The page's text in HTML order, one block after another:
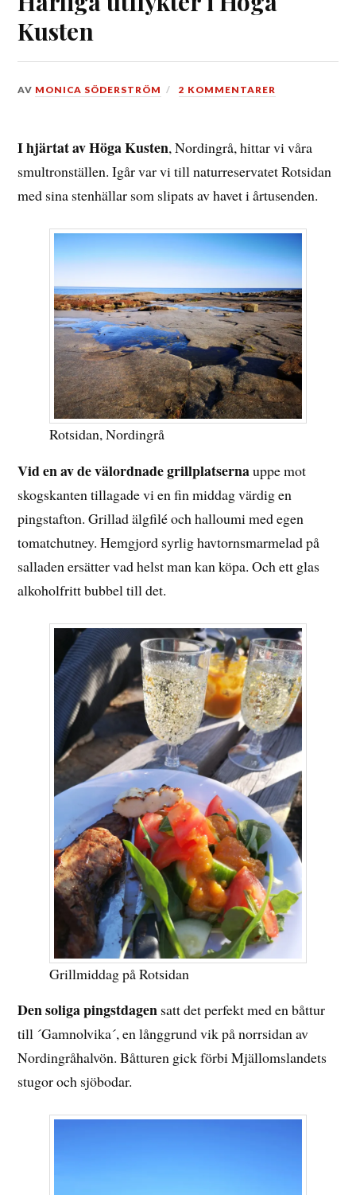
Kusten
DEN
2020
AV MONICA SÖDERSTRÖM 2 KOMMENTARER
I hjärtat av Höga Kusten, Nordingrå, hittar vi våra
smultronställen. Igår var vi till naturreservatet Rotsidan
med sina stenhällar som slipats av havet i årtusenden.
Rotsidan, Nordingrå
Vid en av de välordnade grillplatsernauppe mot
skogskanten tillagade vi en fin middag värdig en
pingstafton. Grillad älgfilé och halloumi med egen
tomatchutney. Hemgjord syrlig havtornsmarmelad på
salladen ersätter vad helst man kan köpa. Och ett glas
alkoholfritt bubbel till det.
Grillmiddag på Rotsidan
Den soliga pingstdagen satt det perfekt med en båttur
till ´Gamnolvika´, en långgrund vik på norrsidan av
Nordingråhalvön. Båtturen gick förbi Mjällomslandets
stugor och sjöbodar.